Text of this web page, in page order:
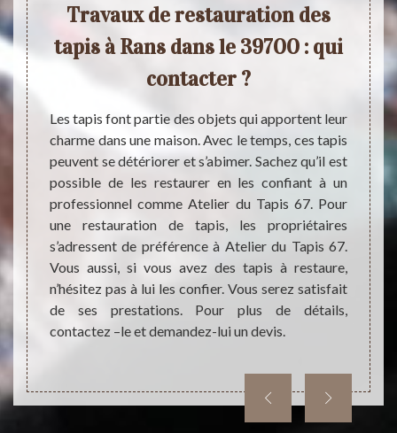
?
le
de
de
du
de
ses
Travaux de restauration des
tapis à Rans dans le 39700 : qui
contacter ?
Les tapis font partie des objets qui apportent leur
charme dans une maison. Avec le temps, ces tapis
peuvent se détériorer et s’abimer. Sachez qu’il est
possible de les restaurer en les confiant à un
professionnel comme Atelier du Tapis 67. Pour
une restauration de tapis, les propriétaires
s’adressent de préférence à Atelier du Tapis 67.
Vous aussi, si vous avez des tapis à restaure,
n’hésitez pas à lui les confier. Vous serez satisfait
de ses prestations. Pour plus de détails,
contactez –le et demandez-lui un devis.
Si
est
à
très
vous